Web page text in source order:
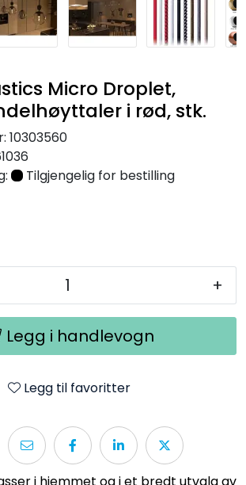
Micro Droplet,
i rød, stk.
10303560
Tilgjengelig for bestilling
+
Legg i handlevogn
Legg til favoritter
i hjemmet og i et bredt utvalg av